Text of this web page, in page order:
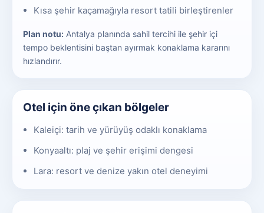
Kısa şehir kaçamağıyla resort tatili birleştirenler
Plan notu: Antalya planında sahil tercihi ile şehir içi
tempo beklentisini baştan ayırmak konaklama kararını
hızlandırır.
Otel için öne çıkan bölgeler
Kaleiçi: tarih ve yürüyüş odaklı konaklama
Konyaaltı: plaj ve şehir erişimi dengesi
Lara: resort ve denize yakın otel deneyimi